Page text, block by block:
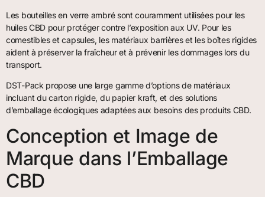
Les bouteilles en verre ambré sont couramment utilisées pour les
huiles CBD pour protéger contre l’exposition aux UV. Pour les
comestibles et capsules, les matériaux barrières et les boîtes rigides
aident à préserver la fraîcheur et à prévenir les dommages lors du
transport.
DST-Pack propose une large gamme d’options de matériaux
incluant du carton rigide, du papier kraft, et des solutions
d’emballage écologiques adaptées aux besoins des produits CBD.
Conception et Image de
Marque dans l’Emballage
CBD